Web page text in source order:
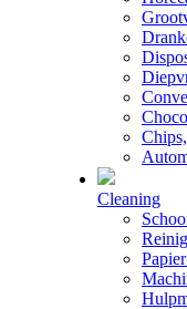
Cleaning